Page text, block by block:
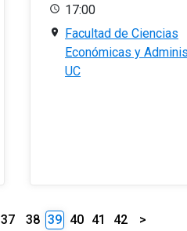
17:00
Facultad de Ciencias
Económicas y
UC
37 38 39 40 41 42 >